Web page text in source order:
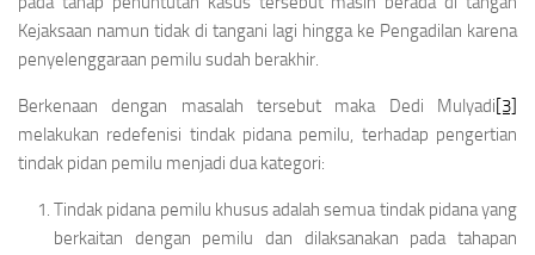
Kejaksaan namun tidak di tangani lagi hingga ke Pengadilan karena
penyelenggaraan pemilu sudah berakhir.
Berkenaan dengan masalah tersebut maka Dedi Mulyadi[3]
melakukan redefenisi tindak pidana pemilu, terhadap pengertian
tindak pidan pemilu menjadi dua kategori:
Tindak pidana pemilu khusus adalah semua tindak pidana yang
berkaitan dengan pemilu dan dilaksanakan pada tahapan